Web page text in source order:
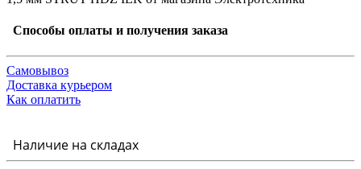
Способы оплаты и получения заказа
Самовывоз
Доставка курьером
Как оплатить
Наличие на складах